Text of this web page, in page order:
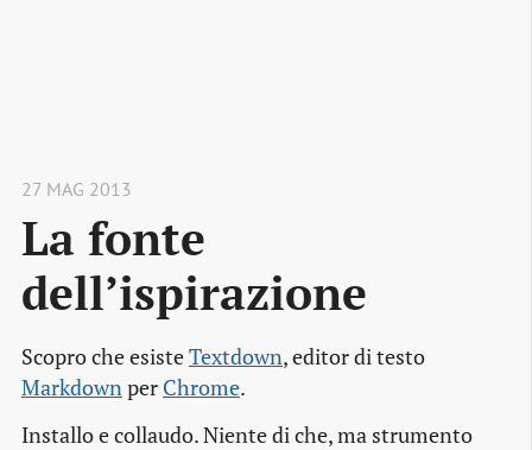
27 MAG 2013
La fonte
dell’ispirazione
Scopro che esisteTextdown, editor di testo
Markdownper Chrome.
Installo e collaudo. Niente di che, ma strumento